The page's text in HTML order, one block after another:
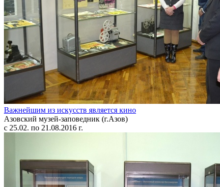
Важнейшим из искусств является кино
Азовский музей-заповедник (г.Азов)
с 25.02. по 21.08.2016 г.